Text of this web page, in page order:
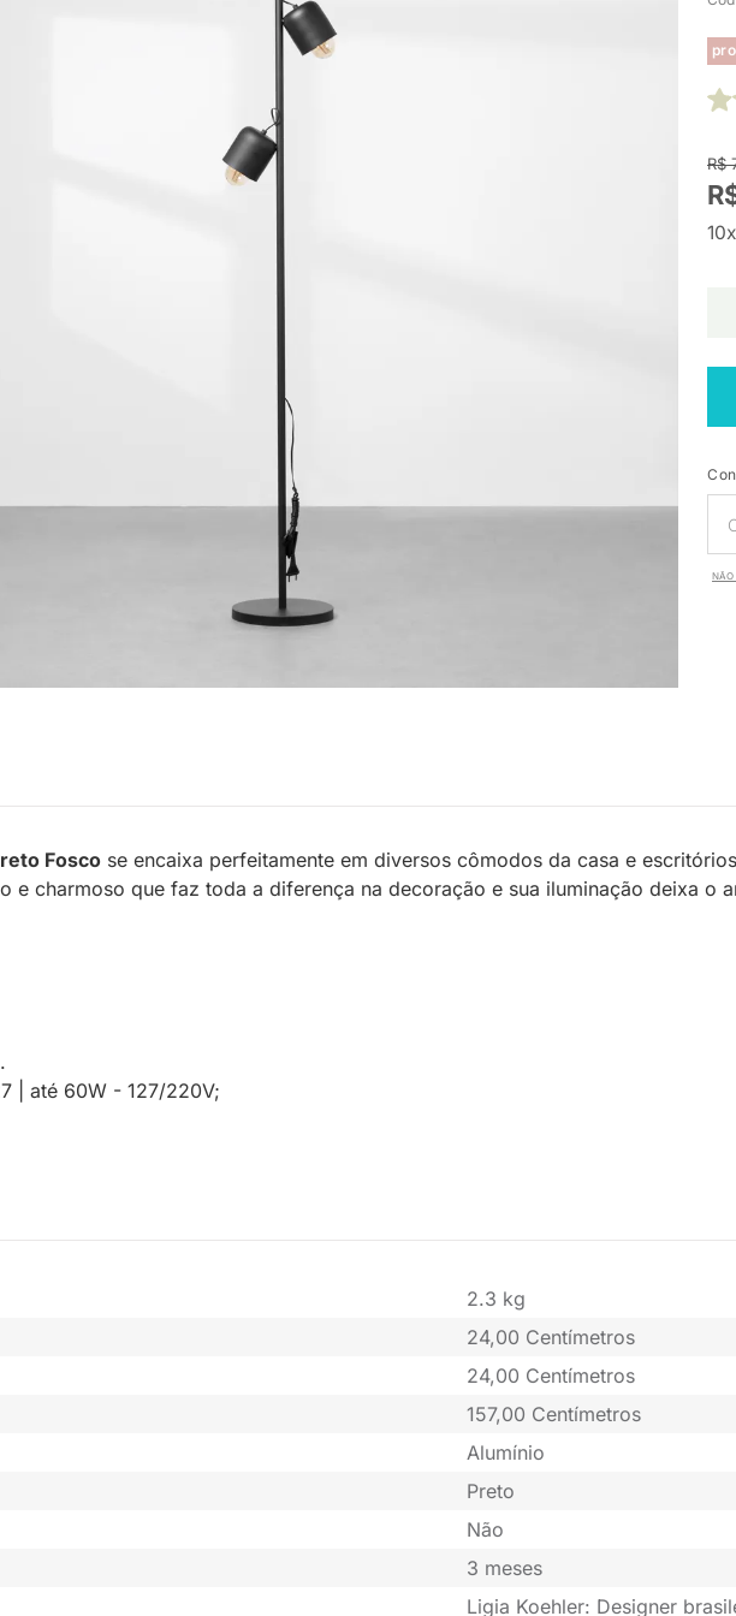
R$
NÃO
Fosco se encaixa perfeitamente em diversos cômodos da casa e
e charmoso que faz toda a diferença na decoração e sua iluminação deixa o
| até 60W - 127/220V;
2.3 kg
24,00 Centímetros
24,00 Centímetros
157,00 Centímetros
Alumínio
Preto
Não
3 meses
Ligia Koehler: Designer